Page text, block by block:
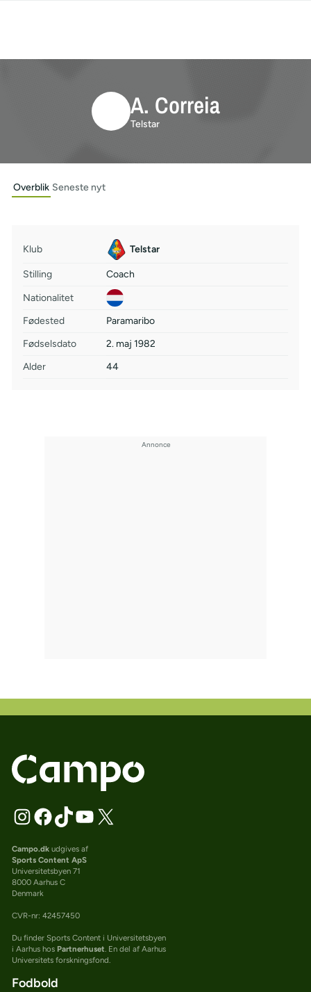
A. Correia
Telstar
Overblik Seneste nyt
Klub Telstar
Stilling
Coach
Nationalitet
Fødested
Paramaribo
Fødselsdato
2. maj 1982
Alder
44
Campo.dkudgives af
Sports Content ApS
Universitetsbyen 71
8000 Aarhus C
Denmark
CVR-nr: 42457450
Du finder Sports Content i Universitetsbyen
i Aarhus hos Partnerhuset. En del af Aarhus
Universitets forskningsfond.
Fodbold